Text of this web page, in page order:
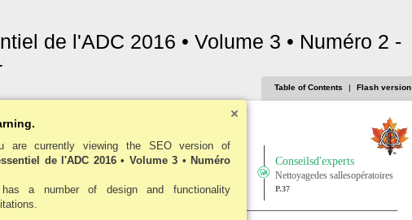
de l'ADC 2016 • Volume 3 • Numéro 2 -
•Volume 3•Numéro 2
Conseilsd'experts
Nettoyagedes sallesopératoires
P.37
lesmédias sociaux
lesdentistes
Avocats, lattés etdentistes
P.29
are currently viewing the SEO version of
de l'ADC 2016 • Volume 3 • Numéro
a number of design and functionality
Table of Contents | Flash version